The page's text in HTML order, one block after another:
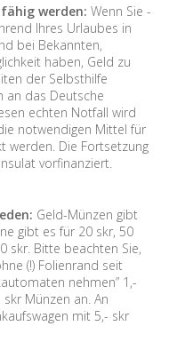
werden: Wenn Sie -
Ihres Urlaubes in
bei Bekannten,
haben, Geld zu
der Selbsthilfe
an das Deutsche
echten Notfall wird
notwendigen Mittel für
werden. Die Fortsetzung
vorfinanziert.
Geld-Münzen gibt
gibt es für 20 skr, 50
skr. Bitte beachten Sie,
(!) Folienrand seit
nehmen” 1,-
Münzen an. An
mit 5,- skr